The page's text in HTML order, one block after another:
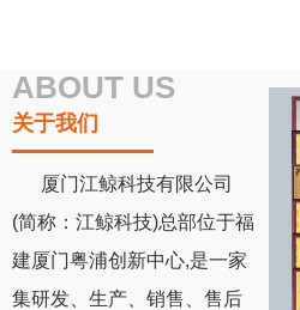
计量校准
交通轨道
石油化工
食品制药
仪表军工
ABOUT US
关于我们
厦门江鲸科技有限公司
(简称：江鲸科技)总部位于福
建厦门粤浦创新中心,是一家
集研发、生产、销售、售后